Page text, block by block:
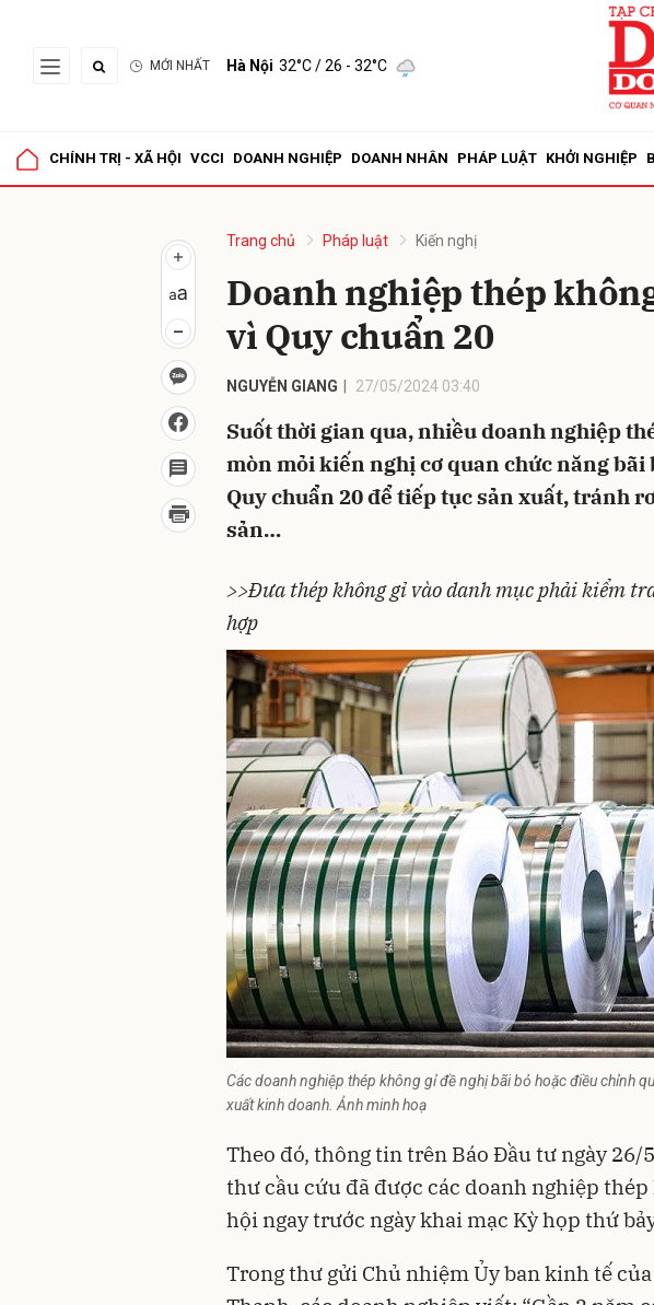
MỚI NHẤT Hà Nội 32°C/ 26 - 32°C
CHÍNH TRỊ - XÃ HỘI VCCI DOANH NGHIỆP DOANH NHÂN PHÁP LUẬT KHỞI NGHIỆP
Trang chủ Pháp luật Kiến nghị
Doanh nghiệp thép
vì Quy chuẩn 20
NGUYỄN GIANG 27/05/2024 03:40
Suốt thời gian qua, nhiều doanh nghiệp
mòn mỏi kiến nghị cơ quan chức năng bãi
Quy chuẩn 20 để tiếp tục sản xuất, tránh
sản…
>>Đưa thép không gỉ vào danh mục phải kiểm
hợp
Các doanh nghiệp thép không gỉ đề nghị bãi bỏ hoặc điều chỉnh
xuất kinh doanh. Ảnh minh hoạ
Theo đó, thông tin trên Báo Đầu tư ngày
thư cầu cứu đã được các doanh nghiệp thép
hội ngay trước ngày khai mạc Kỳ họp thứ
Trong thư gửi Chủ nhiệm Ủy ban kinh tế